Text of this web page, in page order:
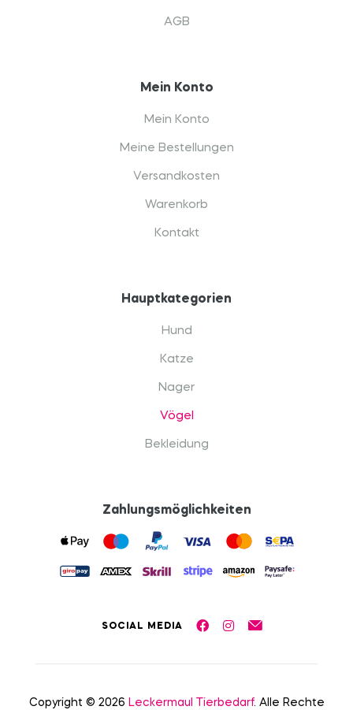
AGB
Mein Konto
Mein Konto
Meine Bestellungen
Versandkosten
Warenkorb
Kontakt
Hauptkategorien
Hund
Katze
Nager
Vögel
Bekleidung
Zahlungsmöglichkeiten
SOCIAL MEDIA
Copyright © 2026 Leckermaul Tierbedarf. Alle Rechte